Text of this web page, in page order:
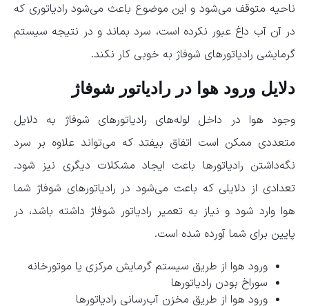
ناحیه متوقف می‌شود و این موضوع باعث می‌شود رادیاتوری که
در آن آب داغ عبور نکرده است، سرد بماند و در نتیجه سیستم
گرمایشی رادیاتور‌های شوفاژ به خوبی کار نکند.
دلایل ورود هوا در رادیاتور شوفاژ
وجود هوا در داخل لوله‌های رادیاتور‌های شوفاژ به دلایل
متعددی ممکن است اتفاق بیفتد که می‌تواند علاوه بر سرد
نگه‌داشتن رادیاتور‌ها باعث ایجاد مشکلات دیگری نیز شود.
تعدادی از دلایلی که باعث می‌شود در رادیاتور‌های شوفاژ شما
هوا وارد شود و نیاز به تعمیر رادیاتور شوفاژ داشته باشد، در
پایین برای شما آورده شده است.
ورود هوا از طریق سیستم گرمایش مرکزی یا موتورخانه
سوراخ بودن رادیاتورها
ورود هوا از طریق مخزن آب‌رسانی رادیاتورها